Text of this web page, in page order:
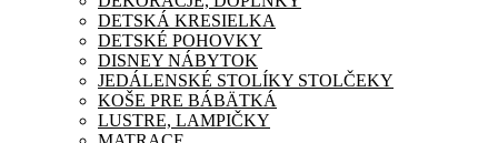
DETSKÁ KRESIELKA
DETSKÉ POHOVKY
DISNEY NÁBYTOK
JEDÁLENSKÉ STOLÍKY STOLČEKY
KOŠE PRE BÁBÄTKÁ
LUSTRE, LAMPIČKY